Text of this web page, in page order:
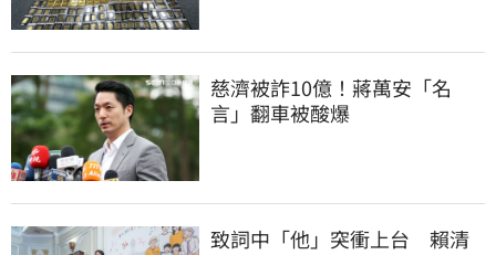
慈濟被詐10億！蔣萬安「名
言」翻車被酸爆
致詞中「他」突衝上台　賴清